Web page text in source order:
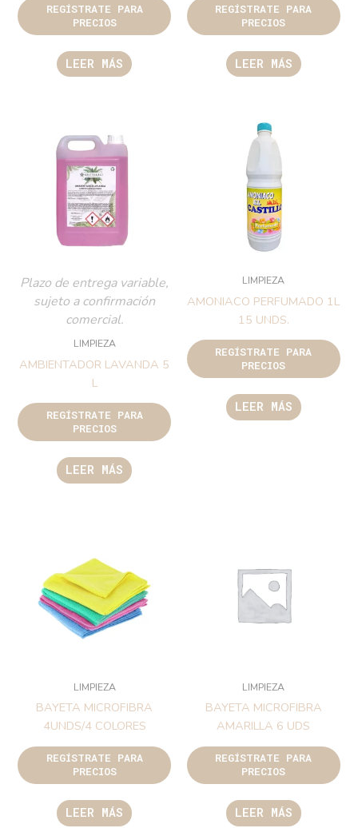
REGÍSTRATE PARA
PRECIOS
LEER MÁS
REGÍSTRATE PARA
PRECIOS
LEER MÁS
Plazo de entrega variable,
sujeto a confirmación
comercial.
LIMPIEZA
AMBIENTADOR LAVANDA 5
L
REGÍSTRATE PARA
PRECIOS
LEER MÁS
LIMPIEZA
AMONIACO PERFUMADO 1L
15 UNDS.
REGÍSTRATE PARA
PRECIOS
LEER MÁS
LIMPIEZA
BAYETA MICROFIBRA
4UNDS/4 COLORES
REGÍSTRATE PARA
PRECIOS
LEER MÁS
LIMPIEZA
BAYETA MICROFIBRA
AMARILLA 6 UDS
REGÍSTRATE PARA
PRECIOS
LEER MÁS